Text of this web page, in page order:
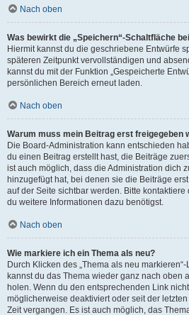
Nach oben
Was bewirkt die „Speichern“-Schaltfläche
Hiermit kannst du die geschriebene Entwürfe
späteren Zeitpunkt vervollständigen und
kannst du mit der Funktion „Gespeicherte
persönlichen Bereich erneut laden.
Nach oben
Warum muss mein Beitrag erst freigegeben
Die Board-Administration kann entschieden
du einen Beitrag erstellt hast, die Beiträge
ist auch möglich, dass die Administration dich
hinzugefügt hat, bei denen sie die Beiträge
auf der Seite sichtbar werden. Bitte
du weitere Informationen dazu benötigst.
Nach oben
Wie markiere ich ein Thema als neu?
Durch Klicken des „Thema als neu
kannst du das Thema wieder ganz nach oben
holen. Wenn du den entsprechenden Link
möglicherweise deaktiviert oder seit der
Zeit vergangen. Es ist auch möglich, das